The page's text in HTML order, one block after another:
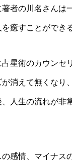
者の川名さんは
癒すことができ
星術のカウンセ
消えて無くなり
人生の流れが非
感情、マイナス